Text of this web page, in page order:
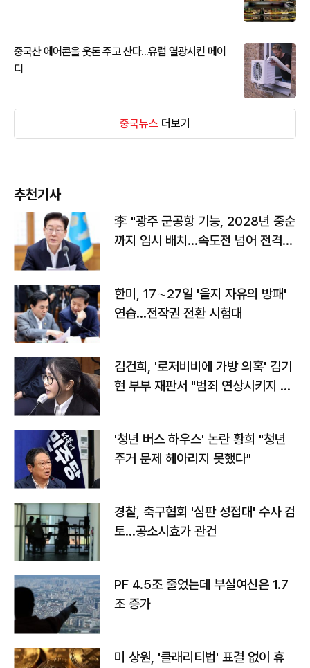
중국산 에어콘을 웃돈 주고 산다...유럽 열광시킨 메이
디
중국뉴스 더보기
추천기사
李 "광주 군공항 기능, 2028년 중순
까지 임시 배치…속도전 넘어 전격
한미, 17∼27일 '을지 자유의 방패'
연습…전작권 전환 시험대
김건희, '로저비비에 가방 의혹' 김기
현 부부 재판서 "범죄 연상시키지 말
'청년 버스 하우스' 논란 황희 "청년
주거 문제 헤아리지 못했다"
경찰, 축구협회 '심판 성접대' 수사 검
토…공소시효가 관건
PF 4.5조 줄었는데 부실여신은 1.7
조 증가
미 상원, '클래리티법' 표결 없이 휴